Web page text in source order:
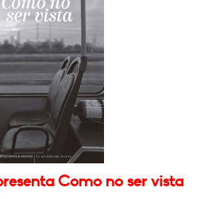
Como no ser vista